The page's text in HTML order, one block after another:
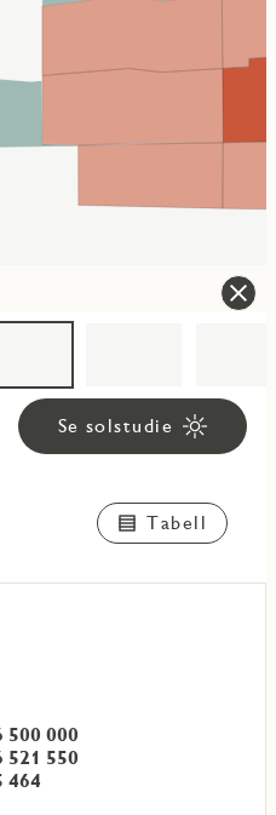
Se solstudie
Tabell
500 000
521 550
464